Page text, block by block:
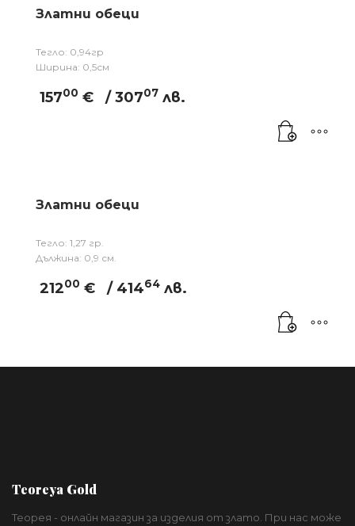
Златни обеци
Тегло: 0,94гр
Ширина: 0,5см
15700 € / 30707 лв.
Златни обеци
Тегло: 1,27 гр.
Дължина: 0,9 см.
21200 € / 41464 лв.
Teoreya Gold
Теорея - онлайн магазин за изделия от злато. При нас може